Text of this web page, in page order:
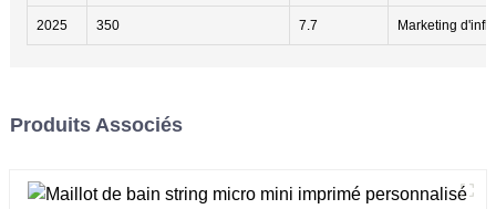
2025 350 7.7 Marketing
Produits Associés